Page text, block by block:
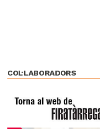
COL·LABORADORS